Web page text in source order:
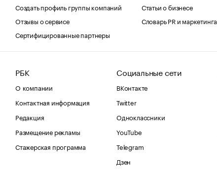
Создать профиль группы компаний
Отзывы о сервисе
Сертифицированные партнеры
Статьи о бизнесе
Словарь PR и маркетинга
РБК
О компании
Контактная информация
Редакция
Размещение рекламы
Стажерская программа
Социальные сети
ВКонтакте
Twitter
Одноклассники
YouTube
Telegram
Дзен